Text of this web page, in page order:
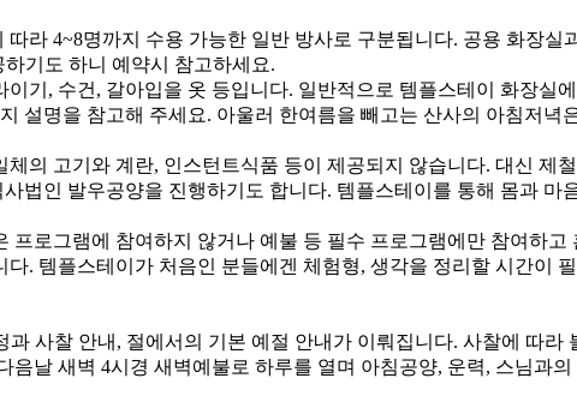
라 4~8명까지 수용 가능한 일반 방사로 구분됩니다. 공용 화장
기도 하니 예약시 참고하세요.
기, 수건, 갈아입을 옷 등입니다. 일반적으로 템플스테이 화장실
설명을 참고해 주세요. 아울러 한여름을 빼고는 산사의 아침저녁
의 고기와 계란, 인스턴트식품 등이 제공되지 않습니다. 대신 제
법인 발우공양을 진행하기도 합니다. 템플스테이를 통해 몸과 마
로그램에 참여하지 않거나 예불 등 필수 프로그램에만 참여하
. 템플스테이가 처음인 분들에겐 체험형, 생각을 정리할 시간이
사찰 안내, 절에서의 기본 예절 안내가 이뤄집니다. 사찰에 따라
음날 새벽 4시경 새벽예불로 하루를 열며 아침공양, 운력, 스님과